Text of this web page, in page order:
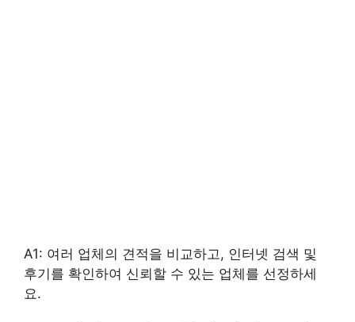
A1: 여러 업체의 견적을 비교하고, 인터넷 검색 및
후기를 확인하여 신뢰할 수 있는 업체를 선정하세
요.